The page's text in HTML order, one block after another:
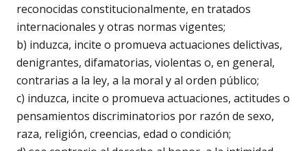
reconocidas constitucionalmente, en tratados
internacionales y otras normas vigentes;
b) induzca, incite o promueva actuaciones delictivas,
denigrantes, difamatorias, violentas o, en general,
contrarias a la ley, a la moral y al orden público;
c) induzca, incite o promueva actuaciones, actitudes o
pensamientos discriminatorios por razón de sexo,
raza, religión, creencias, edad o condición;